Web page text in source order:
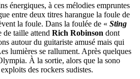
énergiques, à ces mélodies empruntes
entre deux titres harangue la foule de
la foule. Dans la foulée de « Sting
de taille attend Rich Robinson dont
autour du guitariste amusé mais qui
lumières se rallument. Après quelques
À la sortie, alors que la sono
des rockers sudistes.